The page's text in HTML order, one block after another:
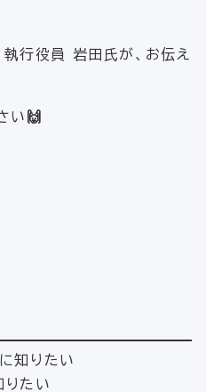
行役員 岩田氏が、お伝え
い 🙌
知りたい
りたい